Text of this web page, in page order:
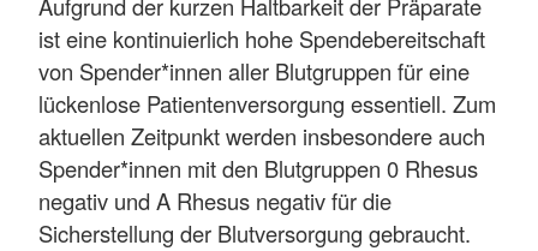
Aufgrund der kurzen Haltbarkeit der Präparate
ist eine kontinuierlich hohe Spendebereitschaft
von Spender*innen aller Blutgruppen für eine
lückenlose Patientenversorgung essentiell. Zum
aktuellen Zeitpunkt werden insbesondere auch
Spender*innen mit den Blutgruppen 0 Rhesus
negativ und A Rhesus negativ für die
Sicherstellung der Blutversorgung gebraucht.